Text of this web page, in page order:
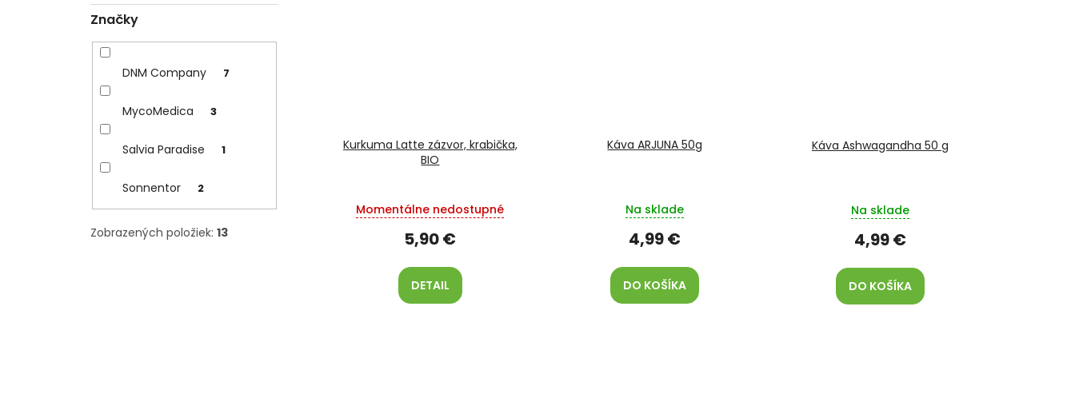
Značky
DNM Company 7
MycoMedica 3
Salvia Paradise 1
Sonnentor 2
Zobrazených položiek: 13
Kurkuma Latte zázvor, krabička,
BIO
Momentálne nedostupné
5,90 €
DETAIL
Káva ARJUNA 50g
Na sklade
4,99 €
DO KOŠÍKA
Káva Ashwagandha 50 g
Na sklade
4,99 €
DO KOŠÍKA